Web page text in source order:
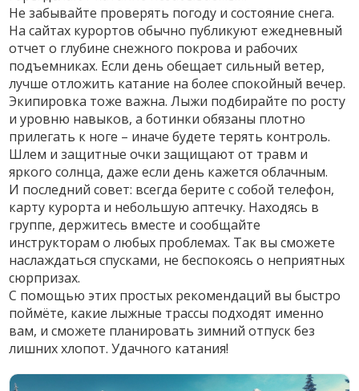
Не забывайте проверять погоду и состояние снега.
На сайтах курортов обычно публикуют ежедневный
отчет о глубине снежного покрова и рабочих
подъемниках. Если день обещает сильный ветер,
лучше отложить катание на более спокойный вечер.
Экипировка тоже важна. Лыжи подбирайте по росту
и уровню навыков, а ботинки обязаны плотно
прилегать к ноге – иначе будете терять контроль.
Шлем и защитные очки защищают от травм и
яркого солнца, даже если день кажется облачным.
И последний совет: всегда берите с собой телефон,
карту курорта и небольшую аптечку. Находясь в
группе, держитесь вместе и сообщайте
инструкторам о любых проблемах. Так вы сможете
наслаждаться спусками, не беспокоясь о неприятных
сюрпризах.
С помощью этих простых рекомендаций вы быстро
поймёте, какие лыжные трассы подходят именно
вам, и сможете планировать зимний отпуск без
лишних хлопот. Удачного катания!